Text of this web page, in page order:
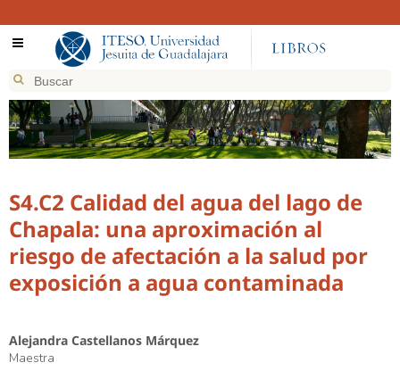
S4.C2 Calidad del agua del lago de
Chapala: una aproximación al
riesgo de afectación a la salud por
exposición a agua contaminada
Alejandra Castellanos Márquez
Maestra